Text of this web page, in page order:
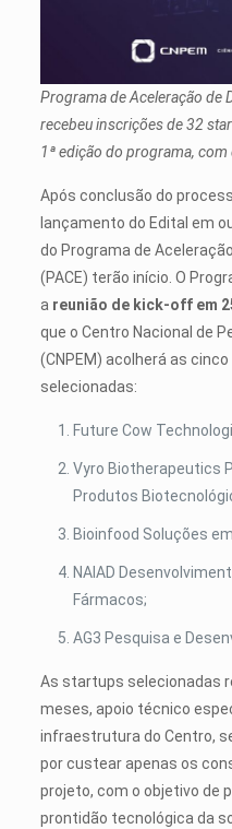
Programa de Aceleração de
recebeu inscrições de 32
1ª edição do programa,
Após conclusão do
lançamento do Edital em
do Programa de
(PACE) terão início. O
a reunião de kick-off em
que o Centro Nacional de
(CNPEM) acolherá as
selecionadas:
Future Cow
Vyro Biotherapeutics
Produtos
Bioinfood Soluções
NAIAD
Fármacos;
AG3 Pesquisa e
As startups selecionadas
meses, apoio técnico
infraestrutura do Centro,
por custear apenas os
projeto, com o objetivo de
prontidão tecnológica da